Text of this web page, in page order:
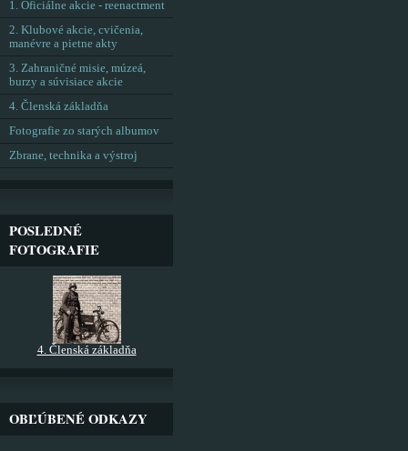
1. Oficiálne akcie - reenactment
2. Klubové akcie, cvičenia,
manévre a pietne akty
3. Zahraničné misie, múzeá,
burzy a súvisiace akcie
4. Členská základňa
Fotografie zo starých albumov
Zbrane, technika a výstroj
POSLEDNÉ
FOTOGRAFIE
4. Členská základňa
OBĽÚBENÉ ODKAZY